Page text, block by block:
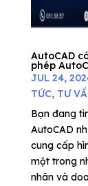
AutoCAD
phép
JUL 24,
TỨC, TƯ
Bạn đang
AutoCAD
cung cấp
một trong
nhân và